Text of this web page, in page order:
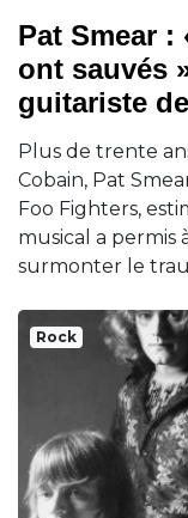
Pat Smear
ont sauvés
guitariste
Plus de trente
Cobain, Pat
Foo Fighters,
musical a permis
surmonter le
Rock